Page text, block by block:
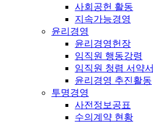
사회공헌 활동
지속가능경영
윤리경영
윤리경영헌장
임직원 행동강령
임직원 청렴 서약서
윤리경영 추진활동
투명경영
사전정보공표
수의계약 현황